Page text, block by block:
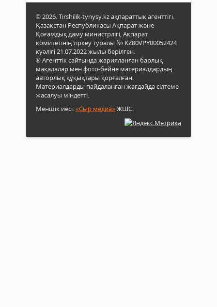
© 2026. Tirshilik-tynysy.kz ақпараттық агенттігі.
Қазақстан Республикасы Ақпарат және
Қоғамдық даму министрлігі, Ақпарат
комитетінің тіркеу туралы № KZ80VPY00052424
куәлігі 21.07.2022 жылы берілген.
® Агенттік сайтында жарияланған барлық
мақалалар мен фото-бейне материалдардың
авторлық құқықтары қорғалған.
Материалдарды пайдаланған жағдайда сілтеме
жасалуы міндетті.
Меншік иесі:«Сыр медиа»ЖШС.